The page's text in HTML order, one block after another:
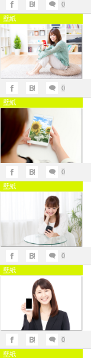
0
壁紙
0
壁紙
0
壁紙
0
壁紙
0
壁紙